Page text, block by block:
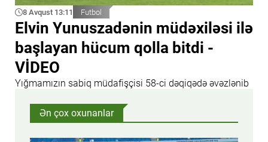
8 Avqust 13:11 Futbol
Elvin Yunuszadənin müdəxiləsi ilə
başlayan hücum qolla bitdi -
VİDEO
Yığmamızın sabiq müdafişçisi 58-ci dəqiqədə əvəzlənib
Ən çox oxunanlar